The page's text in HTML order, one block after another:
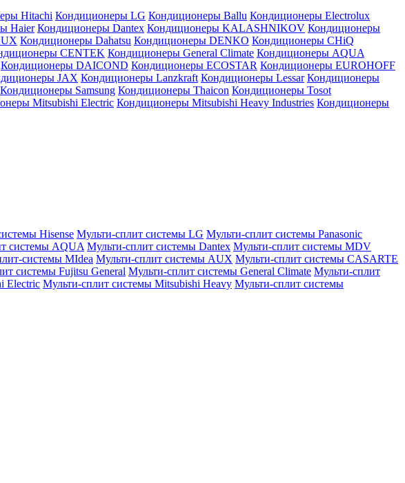
Hitachi Кондиционеры LG Кондиционеры Ballu Кондиционеры Electrolux
Haier Кондиционеры Dantex Кондиционеры KALASHNIKOV Кондиционеры
Кондиционеры Dahatsu Кондиционеры DENKO Кондиционеры CHiQ
CENTEK Кондиционеры General Climate Кондиционеры AQUA
Кондиционеры DAICOND Кондиционеры ECOSTAR Кондиционеры EUROHOFF
JAX Кондиционеры Lanzkraft Кондиционеры Lessar Кондиционеры
Кондиционеры Samsung Кондиционеры Thaicon Кондиционеры Tosot
Mitsubishi Electric Кондиционеры Mitsubishi Heavy Industries Кондиционеры
Hisense Мульти-сплит системы LG Мульти-сплит системы Panasonic
системы AQUA Мульти-сплит системы Dantex Мульти-сплит системы MDV
системы MIdea Мульти-сплит системы AUX Мульти-сплит системы CASARTE
системы Fujitsu General Мульти-сплит системы General Climate Мульти-сплит
Electric Мульти-сплит системы Mitsubishi Heavy Мульти-сплит системы